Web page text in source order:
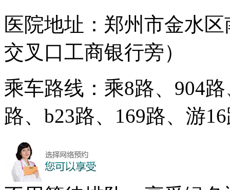
医院地址：郑州市金水
交叉口工商银行旁）
乘车路线：乘8路、904
路、b23路、169路、游